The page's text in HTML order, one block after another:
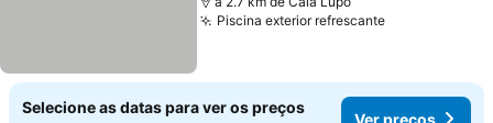
Piscina exterior refrescante
Selecione as datas para ver os preços
Ver preços